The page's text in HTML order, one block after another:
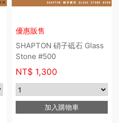
優惠販售
SHAPTON 硝子砥石 Glass
Stone #500
NT$ 1,300
加入購物車